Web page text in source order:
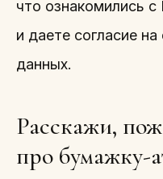
что ознакомились
и даете согласие
данных.
Расскажи,
про бумажку-